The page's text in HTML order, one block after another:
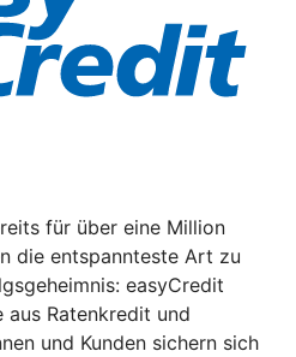
für über eine Million
die entspannteste Art zu
easyCredit
Ratenkredit und
und Kunden sichern sich